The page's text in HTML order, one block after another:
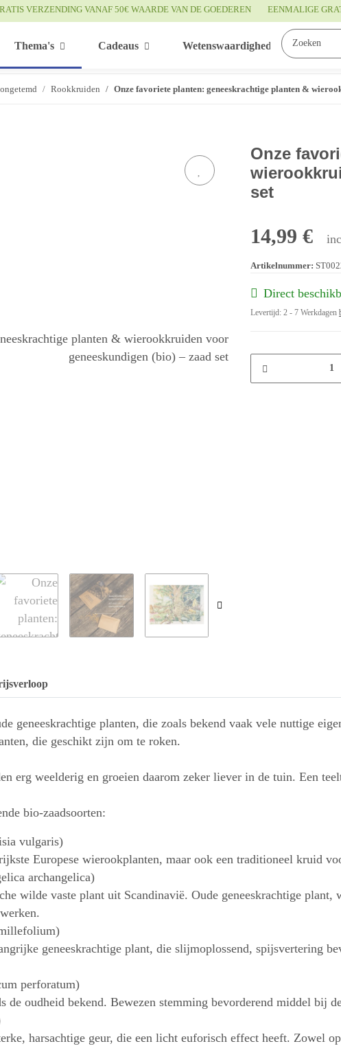
VERZENDING VANAF 50€ WAARDE VAN DE GOEDEREN EENMALIGE
Thema's Cadeaus Wetenswaardigheden
Rookkruiden Onze favoriete planten: geneeskrachtige planten &
Onze
set
14,99 €
Artikelnummer:
Direct
Levertijd: 2 - 7 Werkdagen
geneeskrachtige planten, die zoals bekend vaak vele nuttige
die geschikt zijn om te roken.
erg weelderig en groeien daarom zeker liever in de tuin. Een
bio-zaadsoorten:
vulgaris)
Europese wierookplanten, maar ook een traditioneel kruid
archangelica)
wilde vaste plant uit Scandinavië. Oude geneeskrachtige
geneeskrachtige plant, die slijmoplossend, spijsvertering
perforatum)
de oudheid bekend. Bewezen stemming bevorderend middel bij
harsachtige geur, die een licht euforisch effect heeft. Zowel